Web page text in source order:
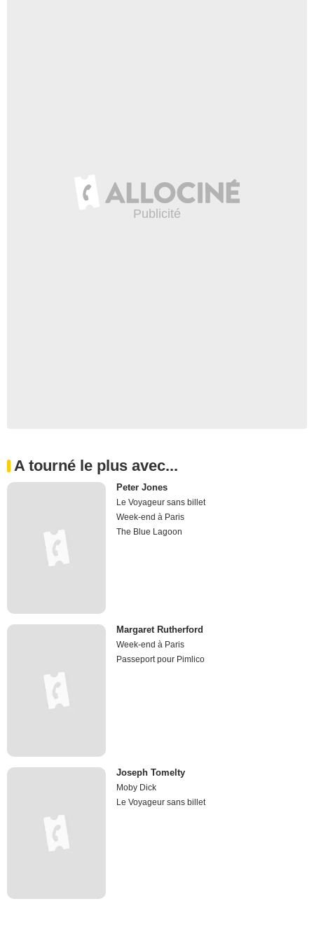
A tourné le plus avec...
Peter Jones
Le Voyageur sans billet
Week-end à Paris
The Blue Lagoon
Margaret Rutherford
Week-end à Paris
Passeport pour Pimlico
Joseph Tomelty
Moby Dick
Le Voyageur sans billet